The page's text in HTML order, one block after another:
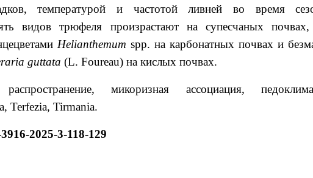
температурой и частотой ливней во время
видов трюфеля произрастают на супесчаных почвах,
Helianthemum spp. на карбонатных почвах и
guttata (L. Foureau) на кислых почвах.
микоризная ассоциация,
Terfezia, Tirmania.
2025-3-118-129